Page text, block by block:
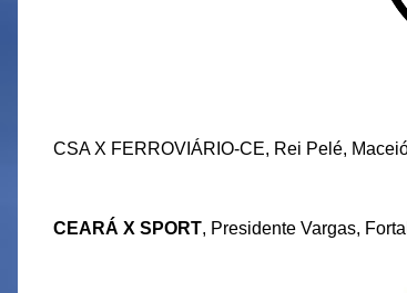
CSA X FERROVIÁRIO-CE, Rei Pelé,
CEARÁ X SPORT, Presidente Vargas,